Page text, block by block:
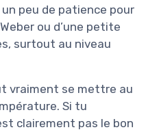
peu de patience pour
ou d’une petite
surtout au niveau
vraiment se mettre au
Si tu
clairement pas le bon